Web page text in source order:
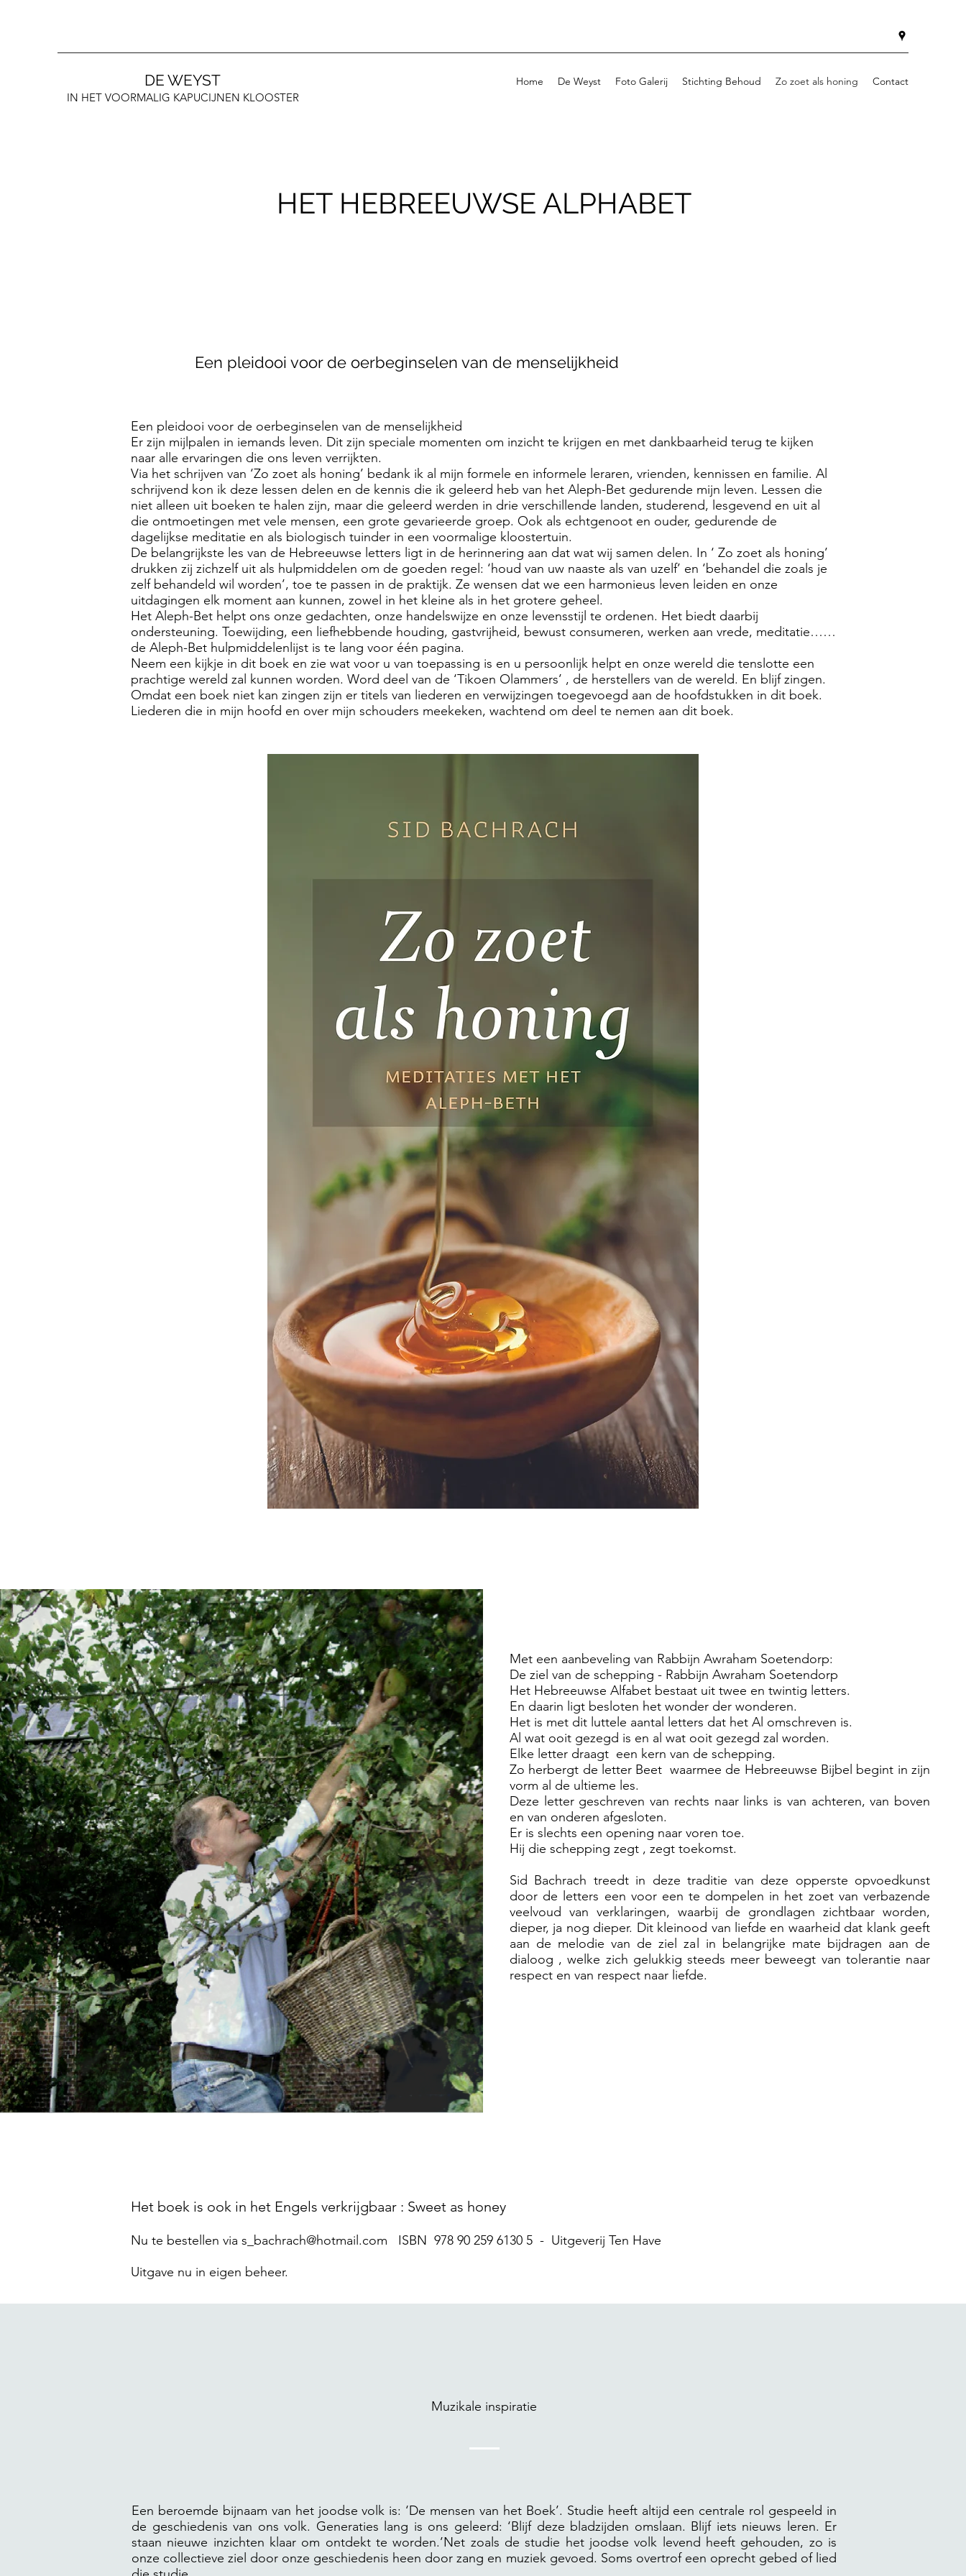
DE WEYST
IN HET VOORMALIG KAPUCIJNEN KLOOSTER
Home De Weyst Foto Galerij Stichting Behoud Zo zoet als honing Contact
HET HEBREEUWSE ALPHABET
Een pleidooi voor de oerbeginselen van de menselijkheid
Een pleidooi voor de oerbeginselen van de menselijkheid
Er zijn mijlpalen in iemands leven. Dit zijn speciale momenten om inzicht te krijgen en met dankbaarheid terug te kijken
naar alle ervaringen die ons leven verrijkten.
Via het schrijven van ‘Zo zoet als honing’ bedank ik al mijn formele en informele leraren, vrienden, kennissen en familie. Al
schrijvend kon ik deze lessen delen en de kennis die ik geleerd heb van het Aleph-Bet gedurende mijn leven. Lessen die
niet alleen uit boeken te halen zijn, maar die geleerd werden in drie verschillende landen, studerend, lesgevend en uit al
die ontmoetingen met vele mensen, een grote gevarieerde groep. Ook als echtgenoot en ouder, gedurende de
dagelijkse meditatie en als biologisch tuinder in een voormalige kloostertuin.
De belangrijkste les van de Hebreeuwse letters ligt in de herinnering aan dat wat wij samen delen. In ‘ Zo zoet als honing’
drukken zij zichzelf uit als hulpmiddelen om de goeden regel: ‘houd van uw naaste als van uzelf’ en ‘behandel die zoals je
zelf behandeld wil worden’, toe te passen in de praktijk. Ze wensen dat we een harmonieus leven leiden en onze
uitdagingen elk moment aan kunnen, zowel in het kleine als in het grotere geheel.
Het Aleph-Bet helpt ons onze gedachten, onze handelswijze en onze levensstijl te ordenen. Het biedt daarbij
ondersteuning. Toewijding, een liefhebbende houding, gastvrijheid, bewust consumeren, werken aan vrede, meditatie……
de Aleph-Bet hulpmiddelenlijst is te lang voor één pagina.
Neem een kijkje in dit boek en zie wat voor u van toepassing is en u persoonlijk helpt en onze wereld die tenslotte een
prachtige wereld zal kunnen worden. Word deel van de ‘Tikoen Olammers’ , de herstellers van de wereld. En blijf zingen.
Omdat een boek niet kan zingen zijn er titels van liederen en verwijzingen toegevoegd aan de hoofdstukken in dit boek.
Liederen die in mijn hoofd en over mijn schouders meekeken, wachtend om deel te nemen aan dit boek.
Met een aanbeveling van Rabbijn Awraham Soetendorp:
De ziel van de schepping - Rabbijn Awraham Soetendorp
Het Hebreeuwse Alfabet bestaat uit twee en twintig letters.
En daarin ligt besloten het wonder der wonderen.
Het is met dit luttele aantal letters dat het Al omschreven is.
Al wat ooit gezegd is en al wat ooit gezegd zal worden.
Elke letter draagt een kern van de schepping.
Zo herbergt de letter Beet waarmee de Hebreeuwse Bijbel begint in zijn
vorm al de ultieme les.
Deze letter geschreven van rechts naar links is van achteren, van boven
en van onderen afgesloten.
Er is slechts een opening naar voren toe.
Hij die schepping zegt , zegt toekomst.
Sid Bachrach treedt in deze traditie van deze opperste opvoedkunst
door de letters een voor een te dompelen in het zoet van verbazende
veelvoud van verklaringen, waarbij de grondlagen zichtbaar worden,
dieper, ja nog dieper. Dit kleinood van liefde en waarheid dat klank geeft
aan de melodie van de ziel zal in belangrijke mate bijdragen aan de
dialoog , welke zich gelukkig steeds meer beweegt van tolerantie naar
respect en van respect naar liefde.
Het boek is ook in het Engels verkrijgbaar : Sweet as honey
Nu te bestellen via s_bachrach@hotmail.com ISBN 978 90 259 6130 5 - Uitgeverij Ten Have
Uitgave nu in eigen beheer.
Muzikale inspiratie
Een beroemde bijnaam van het joodse volk is: ‘De mensen van het Boek’. Studie heeft altijd een centrale rol gespeeld in
de geschiedenis van ons volk. Generaties lang is ons geleerd: ‘Blijf deze bladzijden omslaan. Blijf iets nieuws leren. Er
staan nieuwe inzichten klaar om ontdekt te worden.’Net zoals de studie het joodse volk levend heeft gehouden, zo is
onze collectieve ziel door onze geschiedenis heen door zang en muziek gevoed. Soms overtrof een oprecht gebed of lied